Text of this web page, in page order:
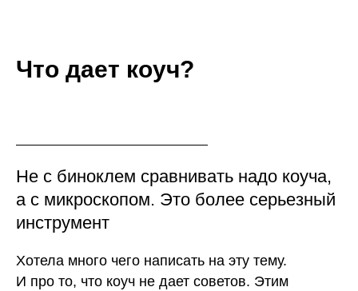
Что дает коуч?
Не с биноклем сравнивать надо коуча,
а с микроскопом. Это более серьезный
инструмент
Хотела много чего написать на эту тему.
И про то, что коуч не дает советов. Этим